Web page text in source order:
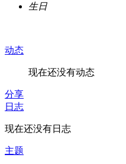
生日
动态
现在还没有动态
分享
日志
现在还没有日志
主题